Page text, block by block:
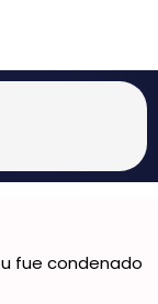
fue condenado